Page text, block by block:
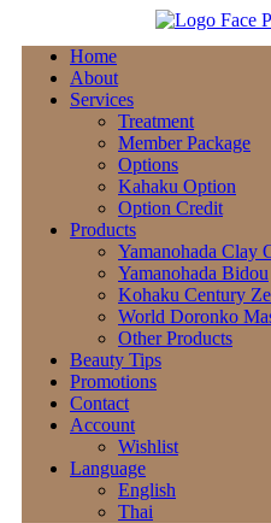
Home
About
Services
Treatment
Member Package
Options
Kahaku Option
Option Credit
Products
Yamanohada Clay
Yamanohada Bidou
Kohaku Century
World Doronko
Other Products
Beauty Tips
Promotions
Contact
Account
Wishlist
Language
English
Thai